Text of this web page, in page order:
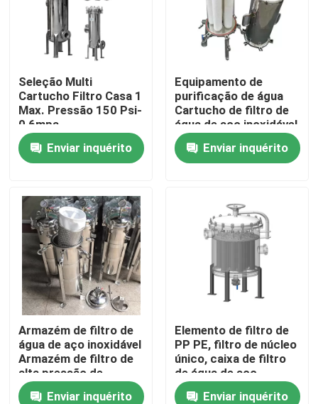
Casa
Produtos
Vídeos
Sobre nós
Excursão da fábrica
Seleção Multi
Cartucho Filtro Casa 1
Max. Pressão 150 Psi-
0,6mpa
Enviar inquérito
Equipamento de
purificação de água
Cartucho de filtro de
água de aço inoxidável
Enviar inquérito
Armazém de filtro de
água de aço inoxidável
Armazém de filtro de
alta pressão de
cartuchos múltiplos
Enviar inquérito
Elemento de filtro de
PP PE, filtro de núcleo
único, caixa de filtro
de água de aço
inoxidável
Enviar inquérito